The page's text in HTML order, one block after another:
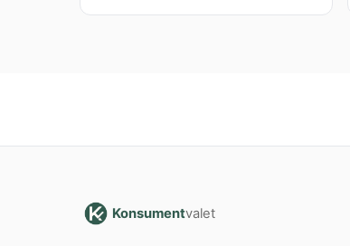
Konsumentvalet